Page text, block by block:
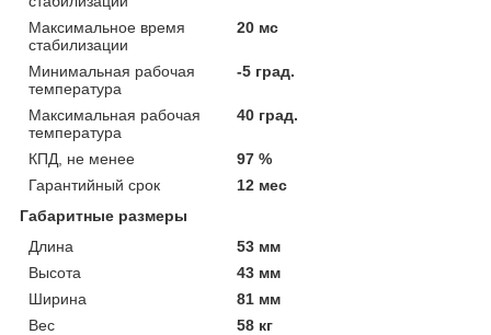
Максимальное время
стабилизации
20 мс
Минимальная рабочая
температура
-5 град.
Максимальная рабочая
температура
40 град.
КПД, не менее
97 %
Гарантийный срок
12 мес
Габаритные размеры
Длина
53 мм
Высота
43 мм
Ширина
81 мм
Вес
58 кг